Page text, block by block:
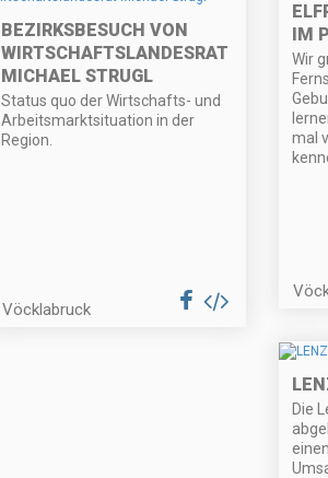
BEZIRKSBESUCH VON
WIRTSCHAFTSLANDESRAT
MICHAEL STRUGL
Status quo der Wirtschafts- und
Arbeitsmarktsituation in der
Region.
Vöcklabruck
IM
Wir
mal
Die